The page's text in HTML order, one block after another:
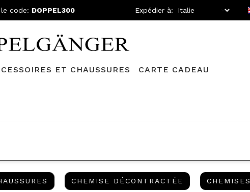
code: DOPPEL300 Expédier à:
ET CHAUSSURES
CARTE CADEAU
CHAUSSURES
CHEMISE DÉCONTRACTÉE CHEMISECHEMISES